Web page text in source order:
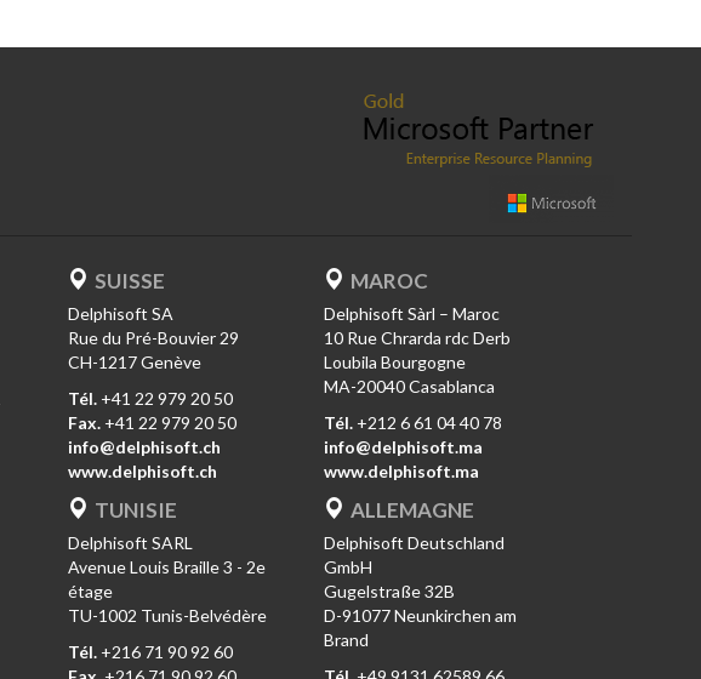
SUISSE
Delphisoft SA
Rue du Pré-Bouvier 29
CH-1217 Genève
Tél. +41 22 979 20 50
Fax. +41 22 979 20 50
info@delphisoft.ch
www.delphisoft.ch
MAROC
Delphisoft Sàrl – Maroc
10 Rue Chrarda rdc Derb
Loubila Bourgogne
MA-20040 Casablanca
Tél.+212 6 61 04 40 78
info@delphisoft.ma
www.delphisoft.ma
TUNISIE
Delphisoft SARL
Avenue Louis Braille 3 - 2e
étage
TU-1002 Tunis-Belvédère
Tél. +216 71 90 92 60
ALLEMAGNE
Delphisoft Deutschland
GmbH
Gugelstraße 32B
D-91077 Neunkirchen am
Brand